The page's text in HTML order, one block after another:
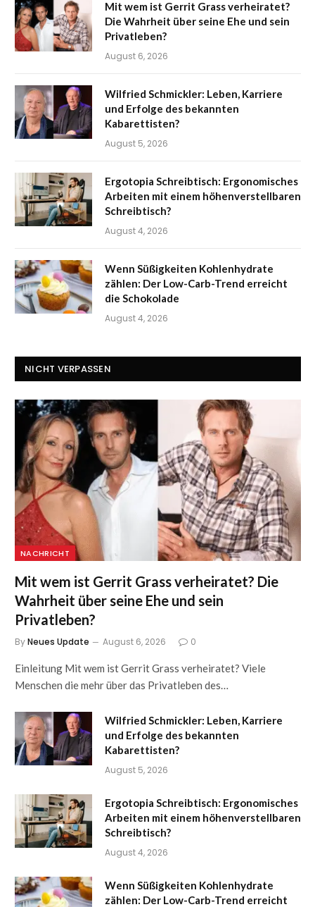
Mit wem ist Gerrit Grass verheiratet?
Die Wahrheit über seine Ehe und sein
Privatleben?
August 6, 2026
Wilfried Schmickler: Leben, Karriere
und Erfolge des bekannten
Kabarettisten?
August 5, 2026
Ergotopia Schreibtisch: Ergonomisches
Arbeiten mit einem höhenverstellbaren
Schreibtisch?
August 4, 2026
Wenn Süßigkeiten Kohlenhydrate
zählen: Der Low-Carb-Trend erreicht
die Schokolade
August 4, 2026
NICHT VERPASSEN
NACHRICHT
Mit wem ist Gerrit Grass verheiratet? Die
Wahrheit über seine Ehe und sein
Privatleben?
ByNeues Update August 6, 2026 0
Einleitung Mit wem ist Gerrit Grass verheiratet? Viele
Menschen die mehr über das Privatleben des…
Wilfried Schmickler: Leben, Karriere
und Erfolge des bekannten
Kabarettisten?
August 5, 2026
Ergotopia Schreibtisch: Ergonomisches
Arbeiten mit einem höhenverstellbaren
Schreibtisch?
August 4, 2026
Wenn Süßigkeiten Kohlenhydrate
zählen: Der Low-Carb-Trend erreicht